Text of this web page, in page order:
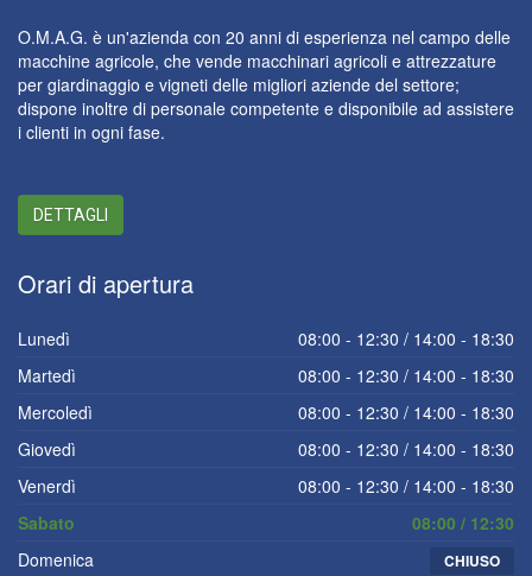
O.M.A.G. è un'azienda con 20 anni di esperienza nel campo delle
macchine agricole, che vende macchinari agricoli e attrezzature
per giardinaggio e vigneti delle migliori aziende del settore;
dispone inoltre di personale competente e disponibile ad assistere
i clienti in ogni fase.
DETTAGLI
Orari di apertura
Lunedì
08:00 - 12:30 / 14:00 - 18:30
Martedì
08:00 - 12:30 / 14:00 - 18:30
Mercoledì
08:00 - 12:30 / 14:00 - 18:30
Giovedì
08:00 - 12:30 / 14:00 - 18:30
Venerdì
08:00 - 12:30 / 14:00 - 18:30
Sabato
08:00 / 12:30
Domenica
CHIUSO